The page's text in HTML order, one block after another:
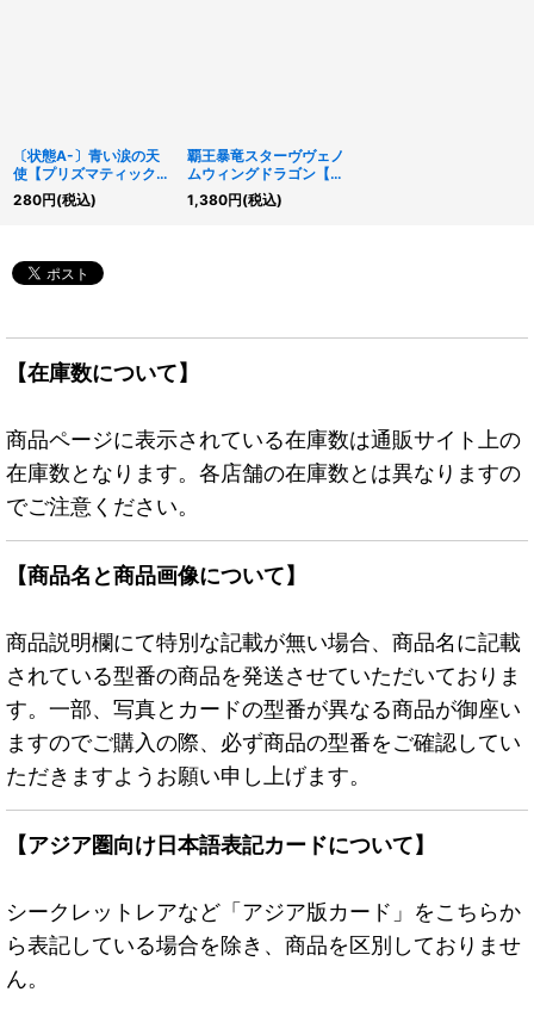
〔状態A-〕青い涙の天
使【プリズマティックシ
ークレット】{HC01-
JP045}《魔法》
280円(税込)
覇王暴竜スターヴヴェノ
ムウィングドラゴン【プ
リズマティックシークレ
ット】{BLZD-JP031}
1,380円(税込)
【在庫数について】
商品ページに表示されている在庫数は通販サイト上の
在庫数となります。各店舗の在庫数とは異なりますの
でご注意ください。
【商品名と商品画像について】
商品説明欄にて特別な記載が無い場合、商品名に記載
されている型番の商品を発送させていただいておりま
す。一部、写真とカードの型番が異なる商品が御座い
ますのでご購入の際、必ず商品の型番をご確認してい
ただきますようお願い申し上げます。
【アジア圏向け日本語表記カードについて】
シークレットレアなど「アジア版カード」をこちらか
ら表記している場合を除き、商品を区別しておりませ
ん。